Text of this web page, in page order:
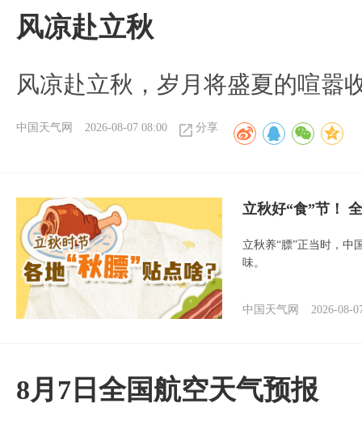
风凉赴立秋
风凉赴立秋，岁月将盛夏的喧嚣
中国天气网 2026-08-07 08:00 分享
立秋好“食”节！
立秋养“膘”正当时，中
味。
中国天气网 2026-08-
8月7日全国航空天气预报